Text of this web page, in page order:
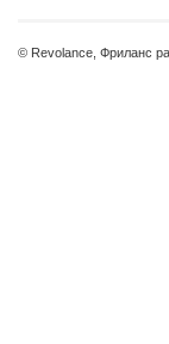
© Revolance, Фриланс